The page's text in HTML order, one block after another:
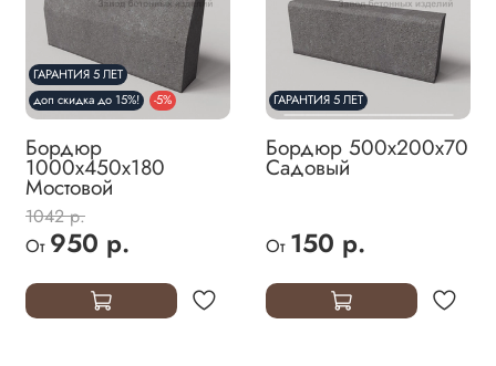
ГАРАНТИЯ 5 ЛЕТ
доп скидка до 15%!
-5%
Бордюр
1000х450х180
Мостовой
1042 р.
От 950 р.
ГАРАНТИЯ 5 ЛЕТ
Бордюр 500х200х70
Садовый
От 150 р.